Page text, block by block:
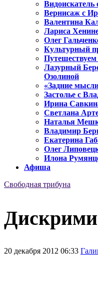
Вернисаж с
Валентина
Лариса
Олег
Культурный
Лазурный
Озолиной
«Задние
Застолье с
Ирина
Светлана
Наталья
Владимир
Екатерина
Олег
Илона
Афиша
Свободная трибуна
20 декабря 2012 06:33